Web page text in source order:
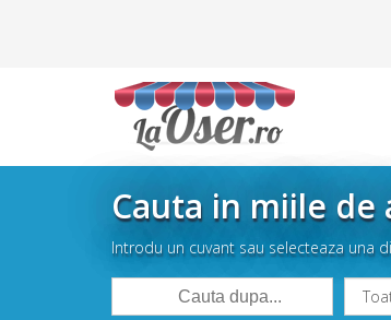
Cauta in miile
Introdu un cuvant sau selecteaza una